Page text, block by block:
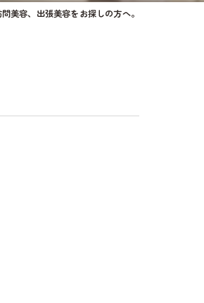
問美容、出張美容をお探しの方へ。